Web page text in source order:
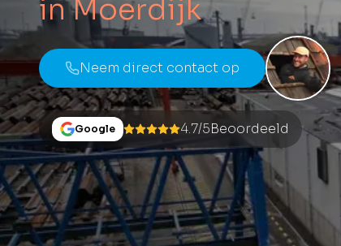
in Moerdijk
Neem direct contact op
Google 4.7/5Beoordeeld